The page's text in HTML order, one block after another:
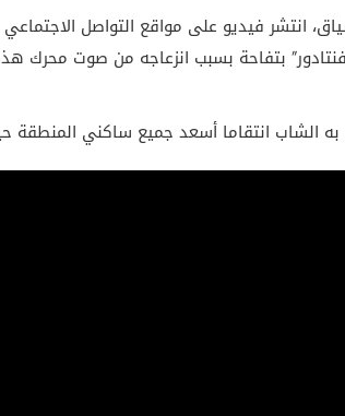
انتشر فيديو على مواقع التواصل
بتفاحة بسبب انزعاجه من صوت
به الشاب انتقاما أسعد جميع ساكني المنطقة